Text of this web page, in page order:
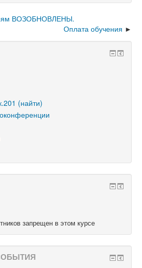
ВОЗОБНОВЛЕНЫ.
Оплата обучения
(найти)
запрещен в этом курсе